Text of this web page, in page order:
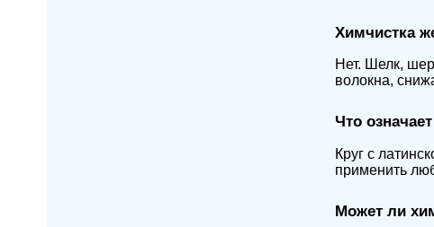
Химчистка
Нет. Шелк,
волокна,
Что
Круг с
применить
Может ли